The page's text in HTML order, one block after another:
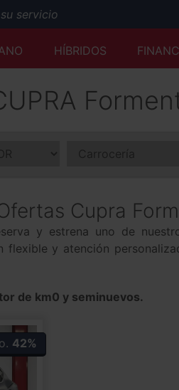
servicio
50 años
HÍBRIDOS
Cupra
y estrena uno de
flexible y atención
de km0 y seminuevos.
42%